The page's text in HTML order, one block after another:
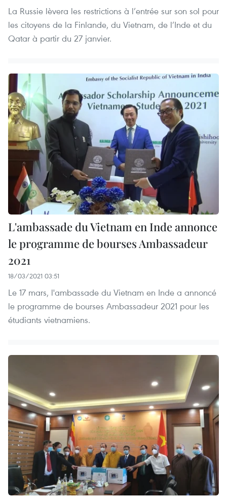
La Russie lèvera les restrictions à l’entrée sur son sol pour
les citoyens de la Finlande, du Vietnam, de l’Inde et du
Qatar à partir du 27 janvier.
L'ambassade du Vietnam en Inde annonce
le programme de bourses Ambassadeur
2021
18/03/2021 03:51
Le 17 mars, l'ambassade du Vietnam en Inde a annoncé
le programme de bourses Ambassadeur 2021 pour les
étudiants vietnamiens.